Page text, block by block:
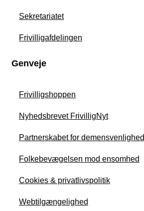
Sekretariatet
Frivilligafdelingen
Genveje
Frivilligshoppen
Nyhedsbrevet FrivilligNyt
Partnerskabet for demensvenlighed
Folkebevægelsen mod ensomhed
Cookies & privatlivspolitik
Webtilgængelighed